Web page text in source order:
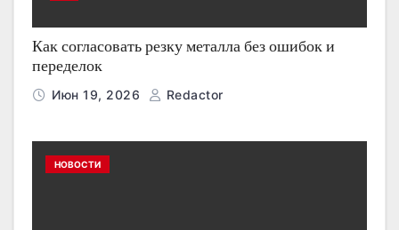
Как согласовать резку металла без ошибок и
переделок
Июн 19, 2026 Redactor
НОВОСТИ